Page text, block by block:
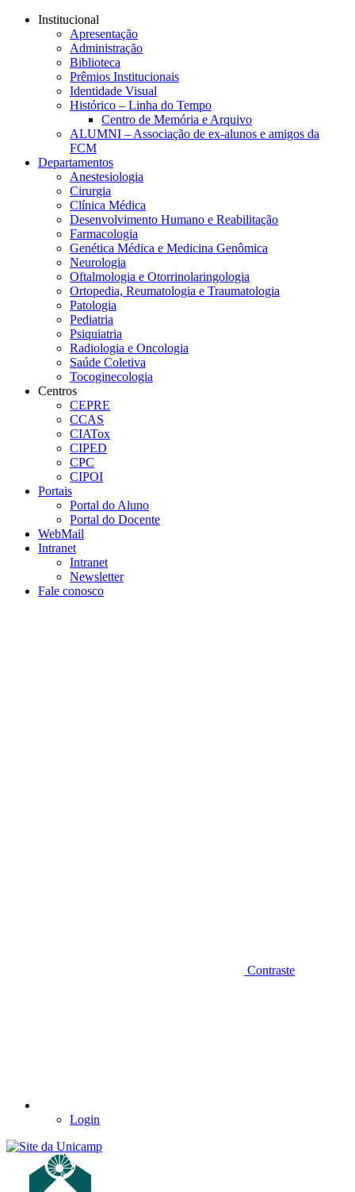
Conteúdo principal
Institucional
Apresentação
Administração
Biblioteca
Prêmios Institucionais
Identidade Visual
Histórico – Linha do Tempo
Centro de Memória e Arquivo
ALUMNI – Associação de ex-alunos e amigos da
FCM
Departamentos
Anestesiologia
Cirurgia
Clínica Médica
Desenvolvimento Humano e Reabilitação
Farmacologia
Genética Médica e Medicina Genômica
Neurologia
Oftalmologia e Otorrinolaringologia
Ortopedia, Reumatologia e Traumatologia
Patologia
Pediatria
Psiquiatria
Radiologia e Oncologia
Saúde Coletiva
Tocoginecologia
Centros
CEPRE
CCAS
CIATox
CIPED
CPC
CIPOI
Portais
Portal do Aluno
Portal do Docente
WebMail
Intranet
Intranet
Newsletter
Fale conosco
Contraste
Login